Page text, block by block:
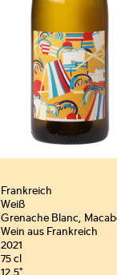
Frankreich
Weiß
Grenache Blanc,
Wein aus Frankreich
2021
75 cl